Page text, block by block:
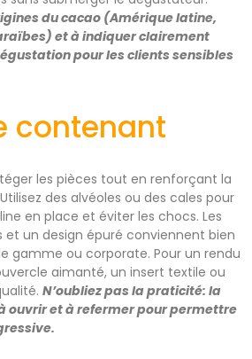
du cacao (Amérique latine,
et à indiquer clairement
pour les clients sensibles
contenant
les pièces tout en renforçant la
des alvéoles ou des cales pour
en place et éviter les chocs. Les
un design épuré conviennent bien
gamme ou corporate. Pour un rendu
aimanté, un insert textile ou
N’oubliez pas la praticité: la
ouvrir et à refermer pour permettre